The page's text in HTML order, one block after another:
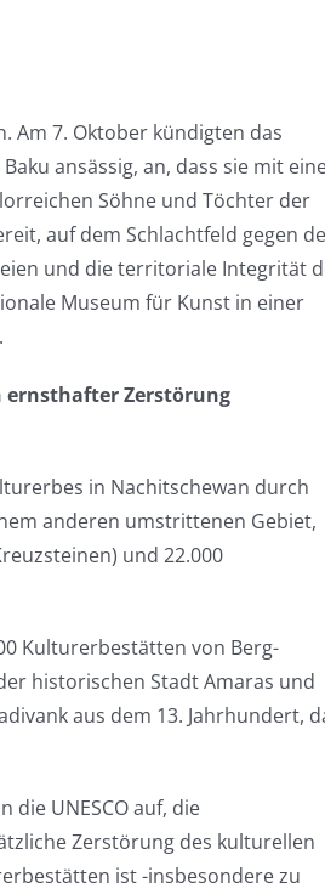
Am 7. Oktober kündigten das
ansässig, an, dass sie mit
Söhne und Töchter der
auf dem Schlachtfeld gegen
und die territoriale Integrität
Museum für Kunst in einer
ernsthafter Zerstörung
in Nachitschewan durch
anderen umstrittenen Gebiet,
und 22.000
Kulturerbestätten von Berg-
historischen Stadt Amaras und
aus dem 13. Jahrhundert,
UNESCO auf, die
Zerstörung des kulturellen
ist -insbesondere zu